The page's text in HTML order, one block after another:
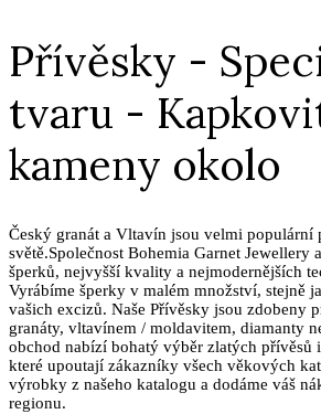
Přívěsky -
tvaru -
kameny okolo
Český granát a Vltavín jsou velmi populární
světě.Společnost Bohemia Garnet Jewellery
šperků, nejvyšší kvality a nejmodernějších
Vyrábíme šperky v malém množství, stejně
vašich excizů. Naše Přívěsky jsou zdobeny
granáty, vltavínem / moldavitem, diamanty
obchod nabízí bohatý výběr zlatých přívěsů
které upoutají zákazníky všech věkových
výrobky z našeho katalogu a dodáme váš
regionu.